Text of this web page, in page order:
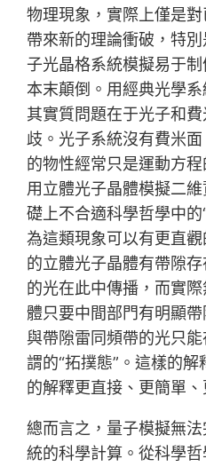
物理現象，實際上僅是
帶來新的理論衝破，特
子光晶格系統模擬易于
本末顛倒。用經典光學
其實質問題在于光子和
歧。光子系統沒有費米
的物性經常只是運動方
用立體光子晶體模擬二
礎上不合適科學哲學中的
為這類現象可以有更直
的立體光子晶體有帶隙
的光在此中傳播，而實
體只要中間部門有明顯
與帶隙雷同頻帶的光只
謂的“拓撲態”。這樣的
的解釋更直接、更簡單、
總而言之，量子模擬無
統的科學計算。從科學